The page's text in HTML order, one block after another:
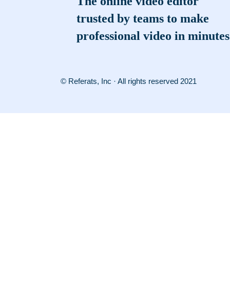
trusted by teams to make
professional video in minutes
© Referats, Inc · All rights reserved 2021